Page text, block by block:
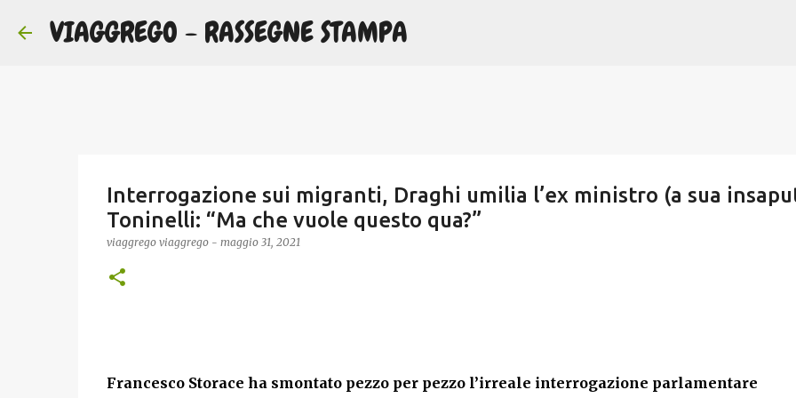
VIAGGREGO - RASSEGNE STAMPA
Interrogazione sui migranti, Draghi umilia l’ex ministro (a sua
Toninelli: “Ma che vuole questo qua?”
viaggrego viaggrego - maggio 31, 2021
Francesco Storace ha smontato pezzo per pezzo l’irreale interrogazione parlamentare